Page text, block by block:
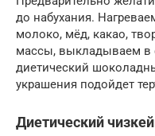
до набухания.
молоко, мёд, какао,
массы, выкладываем в
диетический
украшения подойдет
Диетический